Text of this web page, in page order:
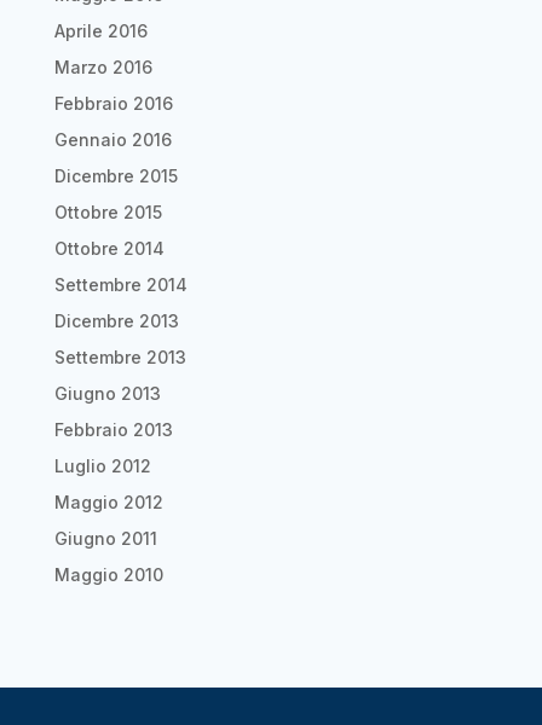
Aprile 2016
Marzo 2016
Febbraio 2016
Gennaio 2016
Dicembre 2015
Ottobre 2015
Ottobre 2014
Settembre 2014
Dicembre 2013
Settembre 2013
Giugno 2013
Febbraio 2013
Luglio 2012
Maggio 2012
Giugno 2011
Maggio 2010